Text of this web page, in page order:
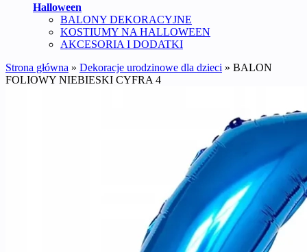
Halloween
BALONY DEKORACYJNE
KOSTIUMY NA HALLOWEEN
AKCESORIA I DODATKI
Strona główna » Dekoracje urodzinowe dla dzieci » BALON
FOLIOWY NIEBIESKI CYFRA 4